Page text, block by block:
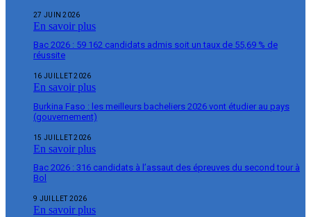
27 JUIN 2026
En savoir plus
Bac 2026 : 59 162 candidats admis soit un taux de 55,69 % de
réussite
16 JUILLET 2026
En savoir plus
Burkina Faso : les meilleurs bacheliers 2026 vont étudier au pays
(gouvernement)
15 JUILLET 2026
En savoir plus
Bac 2026 : 316 candidats à l’assaut des épreuves du second tour à
Bol
9 JUILLET 2026
En savoir plus